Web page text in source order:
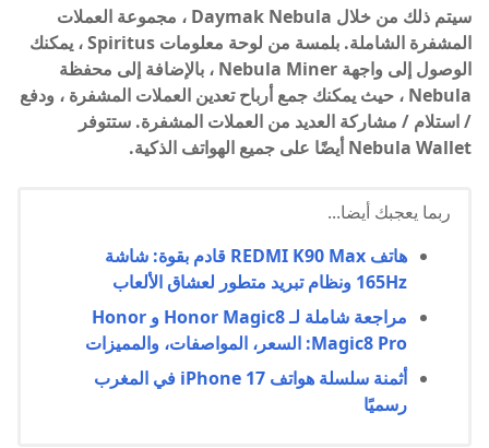
سيتم ذلك من خلال Daymak Nebula ، مجموعة العملات
المشفرة الشاملة. بلمسة من لوحة معلومات Spiritus ، يمكنك
الوصول إلى واجهة Nebula Miner ، بالإضافة إلى محفظة
Nebula ، حيث يمكنك جمع أرباح تعدين العملات المشفرة ، ودفع
/ استلام / مشاركة العديد من العملات المشفرة. ستتوفر
Nebula Wallet أيضًا على جميع الهواتف الذكية.
ربما يعجبك أيضا...
هاتف REDMI K90 Max قادم بقوة: شاشة
165Hz ونظام تبريد متطور لعشاق الألعاب
مراجعة شاملة لـ Honor Magic8 و Honor
Magic8 Pro: السعر، المواصفات، والمميزات
أثمنة سلسلة هواتف iPhone 17 في المغرب
رسميًا